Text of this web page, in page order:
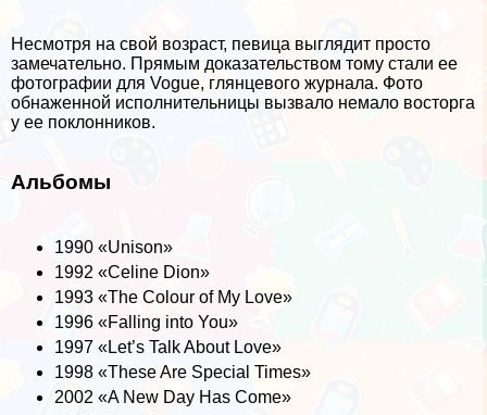
Несмотря на свой возраст, певица выглядит просто
замечательно. Прямым доказательством тому стали ее
фотографии для Vogue, глянцевого журнала. Фото
обнаженной исполнительницы вызвало немало восторга
у ее поклонников.
Альбомы
1990 «Unison»
1992 «Celine Dion»
1993 «The Colour of My Love»
1996 «Falling into You»
1997 «Let’s Talk About Love»
1998 «These Are Special Times»
2002 «A New Day Has Come»